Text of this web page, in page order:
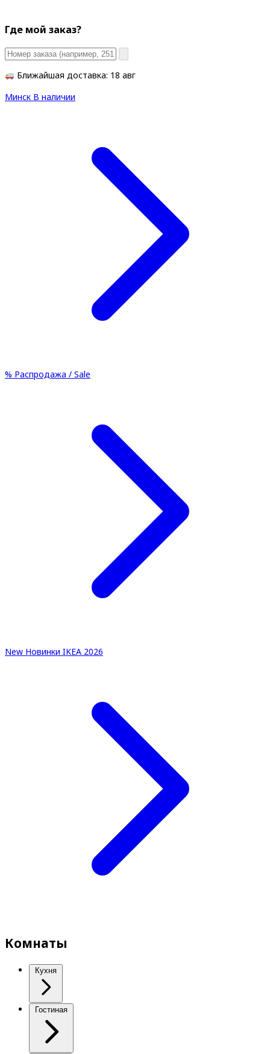
Где мой заказ?
Ближайшая доставка: 18 авг
Минск В наличии
% Распродажа / Sale
New Новинки IKEA 2026
Комнаты
Кухня
Гостиная